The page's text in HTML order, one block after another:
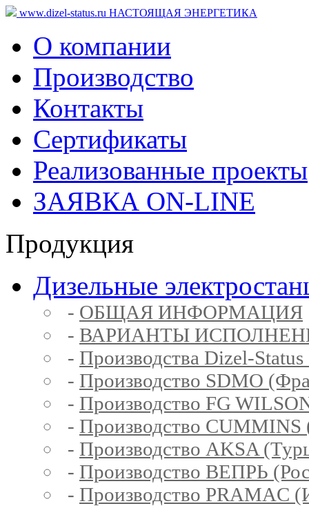
www.dizel-status.ru НАСТОЯЩАЯ ЭНЕРГЕТИКА
О компании
Производство
Контакты
Сертификаты
Реализованные проекты
ЗАЯВКА ON-LINE
Продукция
Дизельные
- ОБЩАЯ ИНФОРМАЦИЯ
- ВАРИАНТЫ
- Производства Dizel-
- Производство SDMO
- Производство FG
- Производство CUMMINS
- Производство AKSA
- Производство ВЕПРЬ
- Производство PRAMAC